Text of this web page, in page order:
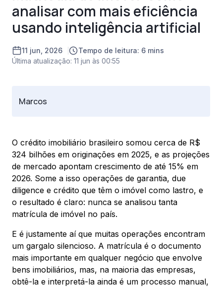
analisar com mais eficiência
usando inteligência artificial
11 jun, 2026
Tempo de leitura: 6 mins
Última atualização: 11 jun às 00:55
Marcos
O crédito imobiliário brasileiro somou cerca de R$
324 bilhões em originações em 2025, e as projeções
de mercado apontam crescimento de até 15% em
2026. Some a isso operações de garantia, due
diligence e crédito que têm o imóvel como lastro, e
o resultado é claro: nunca se analisou tanta
matrícula de imóvel no país.
E é justamente aí que muitas operações encontram
um gargalo silencioso. A matrícula é o documento
mais importante em qualquer negócio que envolve
bens imobiliários, mas, na maioria das empresas,
obtê-la e interpretá-la ainda é um processo manual,